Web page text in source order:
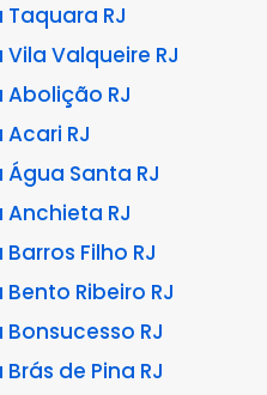
RJ
Valqueire RJ
RJ
RJ
Santa RJ
RJ
Filho RJ
Ribeiro RJ
RJ
de Pina RJ